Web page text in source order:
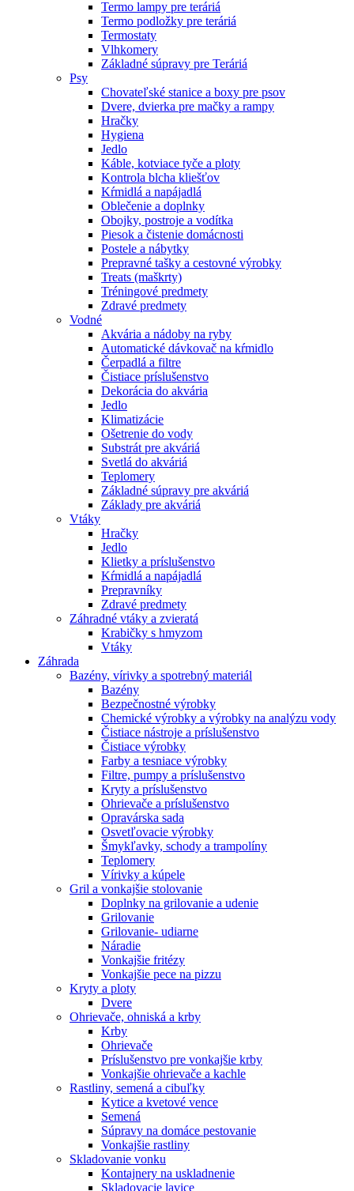
Termo lampy pre teráriá
Termo podložky pre teráriá
Termostaty
Vlhkomery
Základné súpravy pre Teráriá
Psy
Chovateľské stanice a boxy pre psov
Dvere, dvierka pre mačky a rampy
Hračky
Hygiena
Jedlo
Káble, kotviace tyče a ploty
Kontrola blcha kliešťov
Kŕmidlá a napájadlá
Oblečenie a doplnky
Obojky, postroje a vodítka
Piesok a čistenie domácnosti
Postele a nábytky
Prepravné tašky a cestovné výrobky
Treats (maškrty)
Tréningové predmety
Zdravé predmety
Vodné
Akvária a nádoby na ryby
Automatické dávkovač na kŕmidlo
Čerpadlá a filtre
Čistiace príslušenstvo
Dekorácia do akvária
Jedlo
Klimatizácie
Ošetrenie do vody
Substrát pre akváriá
Svetlá do akváriá
Teplomery
Základné súpravy pre akváriá
Základy pre akváriá
Vtáky
Hračky
Jedlo
Klietky a príslušenstvo
Kŕmidlá a napájadlá
Prepravníky
Zdravé predmety
Záhradné vtáky a zvieratá
Krabičky s hmyzom
Vtáky
Záhrada
Bazény, vírivky a spotrebný materiál
Bazény
Bezpečnostné výrobky
Chemické výrobky a výrobky na analýzu vody
Čistiace nástroje a príslušenstvo
Čistiace výrobky
Farby a tesniace výrobky
Filtre, pumpy a príslušenstvo
Kryty a príslušenstvo
Ohrievače a príslušenstvo
Opravárska sada
Osvetľovacie výrobky
Šmykľavky, schody a trampolíny
Teplomery
Vírivky a kúpele
Gril a vonkajšie stolovanie
Doplnky na grilovanie a udenie
Grilovanie
Grilovanie- udiarne
Náradie
Vonkajšie fritézy
Vonkajšie pece na pizzu
Kryty a ploty
Dvere
Ohrievače, ohniská a krby
Krby
Ohrievače
Príslušenstvo pre vonkajšie krby
Vonkajšie ohrievače a kachle
Rastliny, semená a cibuľky
Kytice a kvetové vence
Semená
Súpravy na domáce pestovanie
Vonkajšie rastliny
Skladovanie vonku
Kontajnery na uskladnenie
Skladovacie lavice